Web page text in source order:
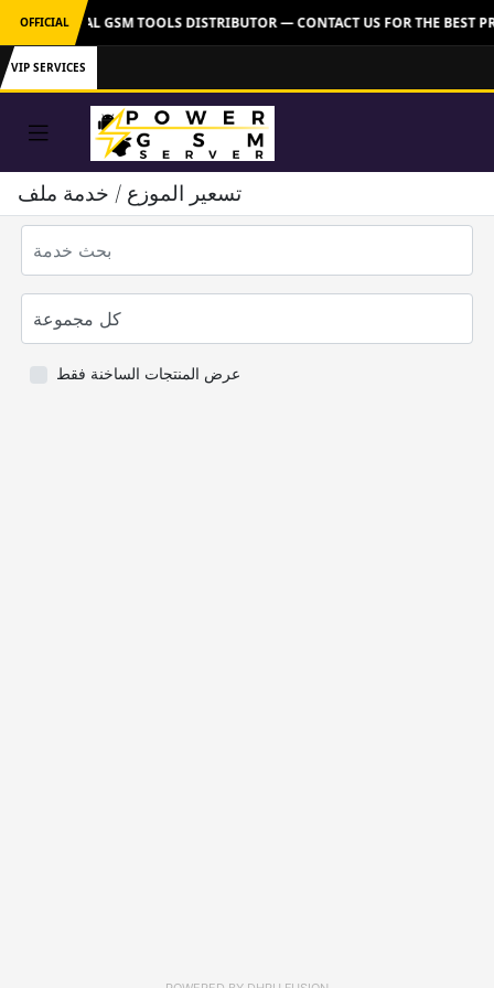
OFFICIAL
OFFICIAL GSM TOOLS DISTRIBUTOR — CONTACT US FOR THE
VIP SERVICES
تسعير الموزع / خدمة ملف
عرض المنتجات الساخنة فقط